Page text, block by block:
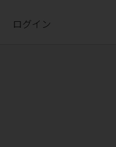
ログイン